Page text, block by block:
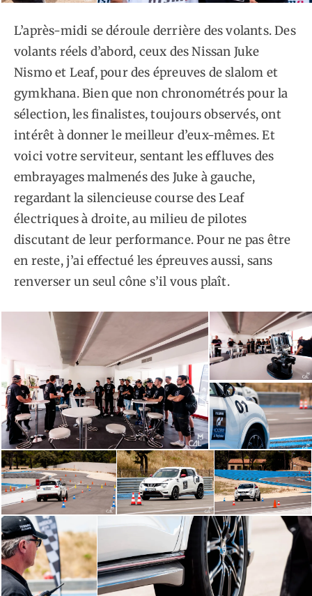
L’après-midi se déroule derrière des volants. Des
volants réels d’abord, ceux des Nissan Juke
Nismo et Leaf, pour des épreuves de slalom et
gymkhana. Bien que non chronométrés pour la
sélection, les finalistes, toujours observés, ont
intérêt à donner le meilleur d’eux-mêmes. Et
voici votre serviteur, sentant les effluves des
embrayages malmenés des Juke à gauche,
regardant la silencieuse course des Leaf
électriques à droite, au milieu de pilotes
discutant de leur performance. Pour ne pas être
en reste, j’ai effectué les épreuves aussi, sans
renverser un seul cône s’il vous plaît.